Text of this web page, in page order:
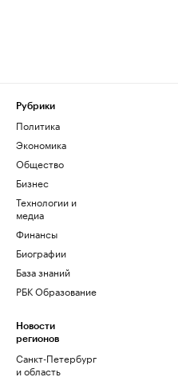
Рубрики
Политика
Экономика
Общество
Бизнес
Технологии и
медиа
Финансы
Биографии
База знаний
РБК Образование
Новости
регионов
Санкт-Петербург
и область